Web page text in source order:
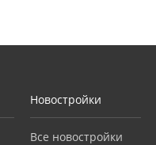
Новостройки
Все новостройки